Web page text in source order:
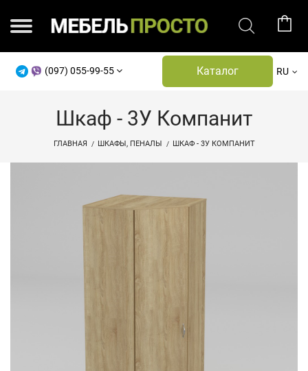
(097) 055-99-55 Каталог RU
Шкаф - 3У Компанит
ГЛАВНАЯ ШКАФЫ, ПЕНАЛЫ ШКАФ - 3У КОМПАНИТ